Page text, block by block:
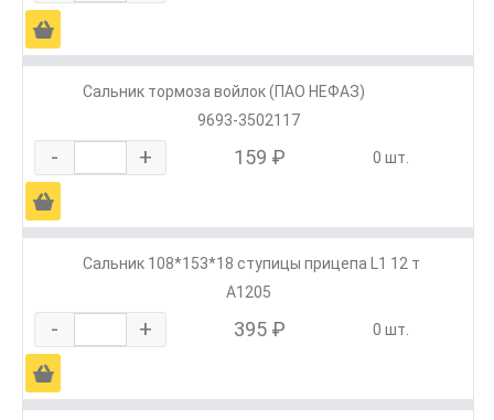
Ä
Сальник тормоза войлок (ПАО НЕФАЗ)
9693-3502117
- + 159 ₽ 0 шт.
Ä
Сальник 108*153*18 ступицы прицепа L1 12 т
A1205
- + 395 ₽ 0 шт.
Ä